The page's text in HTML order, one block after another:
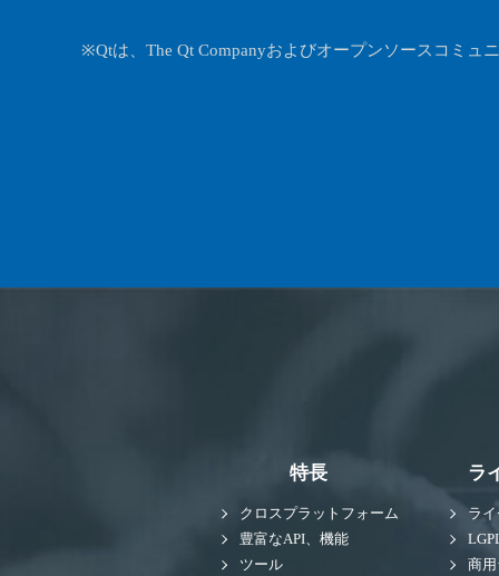
※Qtは、The Qt Companyおよびオープンソースコミュ
特長
クロスプラットフォーム
豊富なAPI、機能
ツール
ラ
ラ
商